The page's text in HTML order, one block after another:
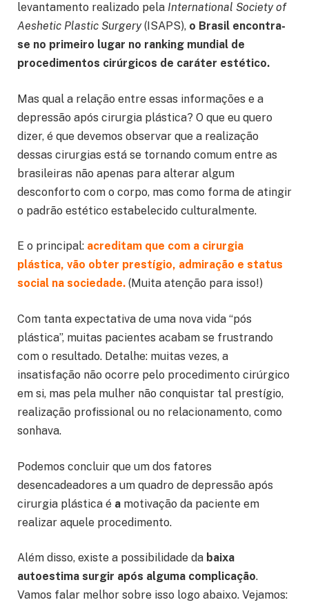
levantamento realizado pela International Society of
Aeshetic Plastic Surgery(ISAPS), o Brasil encontra-
se no primeiro lugar no ranking mundial de
procedimentos cirúrgicos de caráter estético.
Mas qual a relação entre essas informações e a
depressão após cirurgia plástica? O que eu quero
dizer, é que devemos observar que a realização
dessas cirurgias está se tornando comum entre as
brasileiras não apenas para alterar algum
desconforto com o corpo, mas como forma de atingir
o padrão estético estabelecido culturalmente.
E o principal: acreditam que com a cirurgia
plástica, vão obter prestígio, admiração e status
social na sociedade. (Muita atenção para isso!)
Com tanta expectativa de uma nova vida “pós
plástica”, muitas pacientes acabam se frustrando
com o resultado. Detalhe: muitas vezes, a
insatisfação não ocorre pelo procedimento cirúrgico
em si, mas pela mulher não conquistar tal prestígio,
realização profissional ou no relacionamento, como
sonhava.
Podemos concluir que um dos fatores
desencadeadores a um quadro de depressão após
cirurgia plástica é a motivação da paciente em
realizar aquele procedimento.
Além disso, existe a possibilidade da baixa
autoestima surgir após alguma complicação.
Vamos falar melhor sobre isso logo abaixo. Vejamos: